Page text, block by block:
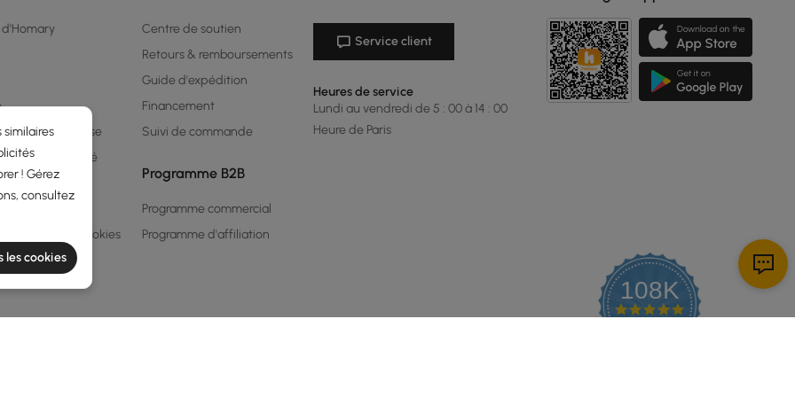
de récompense
confidentialité
en matière de cookies
Centre de soutien
Retours & remboursements
Guide d'expédition
Financement
Suivi de commande
Programme B2B
Programme commercial
Programme d'affiliation
Service client
Heures de service
Lundi au vendredi de 5 : 00 à 14 : 00
Heure de Paris
108K
4.9
! Gérez
consultez
les cookies